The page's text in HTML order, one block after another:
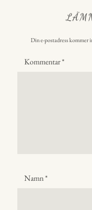
Din e-postadress kommer
Kommentar*
Namn*